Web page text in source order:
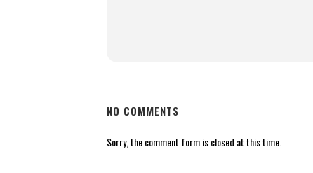
NO COMMENTS
Sorry, the comment form is closed at this time.